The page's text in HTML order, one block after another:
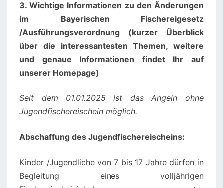
3. Wichtige Informationen zu den Änderungen
im Bayerischen Fischereigesetz
/Ausführungsverordnung (kurzer Überblick
über die interessantesten Themen, weitere
und genaue Informationen findet Ihr auf
unserer Homepage)
Seit dem 01.01.2025 ist das Angeln ohne
Jugendfischereischein möglich.
Abschaffung des Jugendfischereischeins:
Kinder /Jugendliche von 7 bis 17 Jahre dürfen in
Begleitung eines volljährigen